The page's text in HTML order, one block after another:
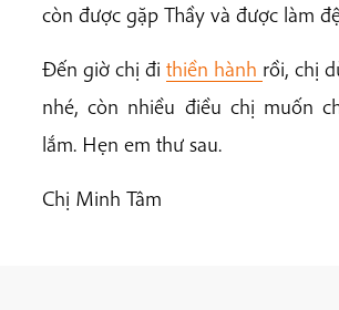
còn được gặp Thầy và được làm
Đến giờ chị đi thiền hành rồi, chị
nhé, còn nhiều điều chị muốn
lắm. Hẹn em thư sau.
Chị Minh Tâm